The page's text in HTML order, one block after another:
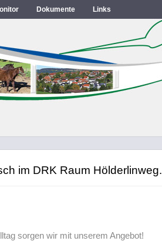
Dokumente Links
im DRK Raum Hölderlinweg.
sorgen wir mit unserem Angebot!